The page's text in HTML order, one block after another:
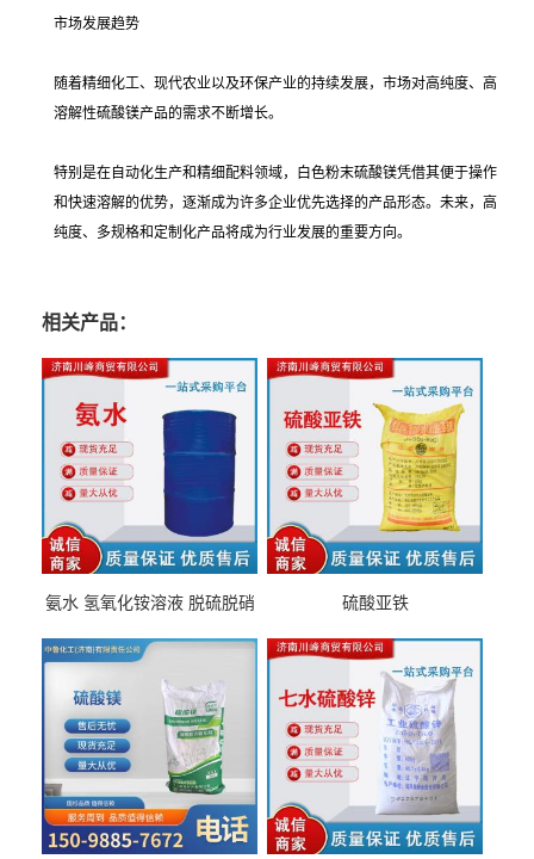
市场发展趋势
随着精细化工、现代农业以及环保产业的持续发展，市场对高纯度、高
溶解性硫酸镁产品的需求不断增长。
特别是在自动化生产和精细配料领域，白色粉末硫酸镁凭借其便于操作
和快速溶解的优势，逐渐成为许多企业优先选择的产品形态。未来，高
纯度、多规格和定制化产品将成为行业发展的重要方向。
相关产品：
氨水 氢氧化铵溶液 脱硫脱硝 硫酸亚铁